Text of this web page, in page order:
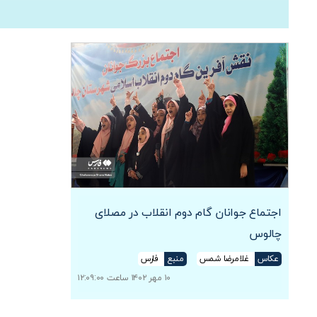
اجتماع جوانان گام دوم انقلاب در مصلای
چالوس
عکاس غلامرضا شمس منبع
فارس
۱۰ مهر ۱۴۰۲ ساعت ۱۲:۰۹:۰۰